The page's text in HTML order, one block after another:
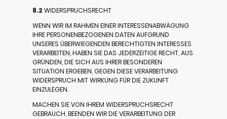
8.2 WIDERSPRUCHSRECHT
WENN WIR IM RAHMEN EINER INTERESSENABWÄGUNG
IHRE PERSONENBEZOGENEN DATEN AUFGRUND
UNSERES ÜBERWIEGENDEN BERECHTIGTEN INTERESSES
VERARBEITEN, HABEN SIE DAS JEDERZEITIGE RECHT, AUS
GRÜNDEN, DIE SICH AUS IHRER BESONDEREN
SITUATION ERGEBEN, GEGEN DIESE VERARBEITUNG
WIDERSPRUCH MIT WIRKUNG FÜR DIE ZUKUNFT
EINZULEGEN.
MACHEN SIE VON IHREM WIDERSPRUCHSRECHT
GEBRAUCH, BEENDEN WIR DIE VERARBEITUNG DER